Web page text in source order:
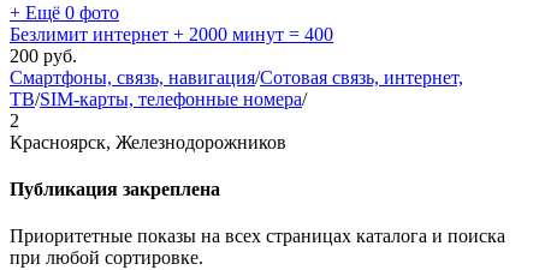
+ Ещё 0 фото
Безлимит интернет + 2000 минут = 400
200 руб.
Смартфоны, связь, навигация/Сотовая связь, интернет,
ТВ/SIM-карты, телефонные номера/
2
Красноярск, Железнодорожников
Публикация закреплена
Приоритетные показы на всех страницах каталога и поиска
при любой сортировке.